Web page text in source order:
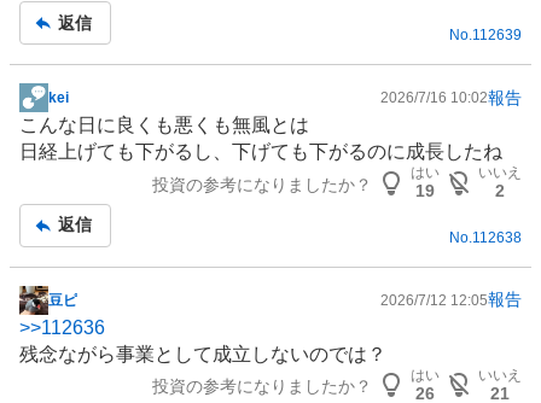
事
返信
No.112639
掲
示
板
kei 2026/7/16 10:02報告
こんな日に良くも悪くも無風とは
日経上げても下がるし、下げても下がるのに成長したね
投資の参考になりましたか？
はい
19
いいえ
2
返信
No. 112638
掲
示
板
豆ピ 2026/7/12 12:05報告
>>112636
残念ながら事業として成立しないのでは？
投資の参考になりましたか？
はい
26
いいえ
21